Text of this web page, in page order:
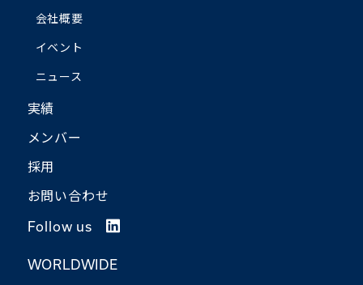
会社概要
イベント
ニュース
実績
メンバー
採用
お問い合わせ
Follow us
WORLDWIDE